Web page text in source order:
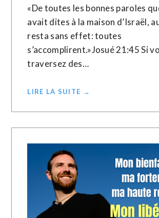
«De toutes les bonnes paroles
avait dites à la maison d’Israël,
resta sans effet: toutes
s’accomplirent.»Josué‬ ‭21‬:‭45‬ Si
traversez des…
LIRE LA SUITE →